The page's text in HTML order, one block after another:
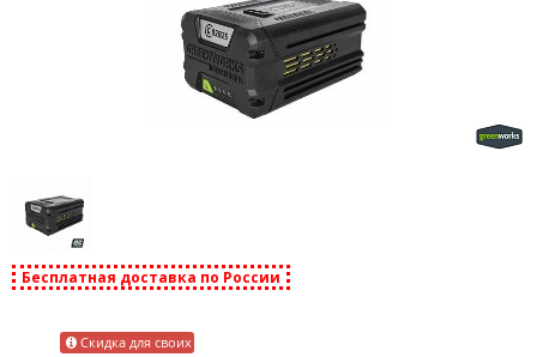
Бесплатная доставка по России
Скидка для своих